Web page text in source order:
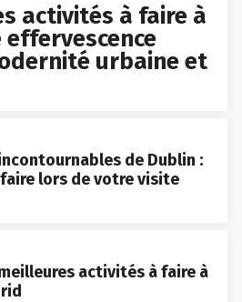
activités à faire à
urbaine et
de Dublin :
lors de votre visite
activités à faire à